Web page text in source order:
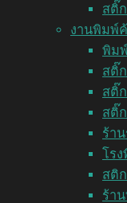
สติ๊
งานพิมพ์
พิม
สติ๊
สติ๊
สติ๊
ร้า
โร
สติ
ร้า